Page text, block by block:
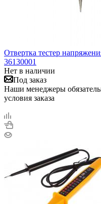
Отвертка тестер
36130001
Нет в наличии
Под заказ
Наши менеджеры
условия заказа